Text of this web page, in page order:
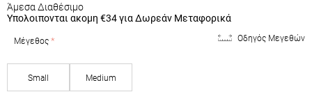
Άμεσα Διαθέσιμο
Υπολοιπονται ακομη €34για Δωρεάν Μεταφορικά
Οδηγός Μεγεθών
Μέγεθος
Small Medium